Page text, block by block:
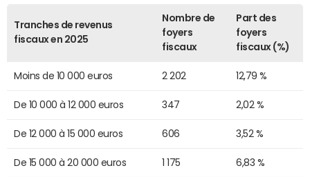
Tranches de revenus
fiscaux en 2025
Nombre de
foyers
fiscaux
Part des
foyers
fiscaux (%)
Moins de 10 000 euros 2 202 12,79 %
De 10 000 à 12 000 euros 347 2,02 %
De 12 000 à 15 000 euros 606 3,52 %
De 15 000 à 20 000 euros 1 175 6,83 %